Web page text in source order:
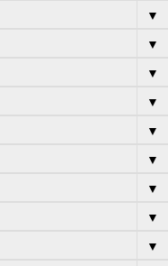
▼
▼
▼
▼
▼
▼
▼
▼
▼